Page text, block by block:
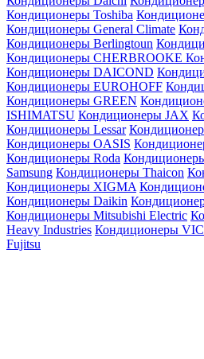
Кондиционеры Toshiba
Кондиционеры General Climate
Кондиционеры Berlingtoun
Кондиционеры CHERBROOKE
Кондиционеры DAICOND
Кондиционеры EUROHOFF
Кондиционеры GREEN
ISHIMATSU Кондиционеры JAX
Кондиционеры Lessar
Кондиционеры OASIS
Кондиционеры Roda
Samsung Кондиционеры Thaicon
Кондиционеры XIGMA
Кондиционеры Daikin
Кондиционеры Mitsubishi Electric
Heavy Industries Кондиционеры
Fujitsu